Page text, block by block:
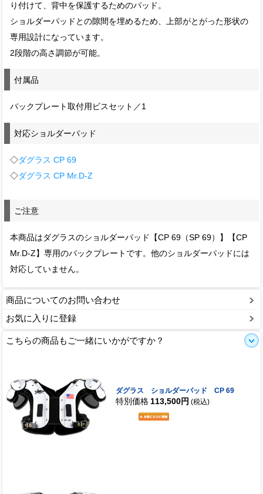
り付けて、背中を保護するためのパッド。
ショルダーパッドとの隙間を埋めるため、上部がとがった形状の
専用設計になっています。
2段階の高さ調節が可能。
付属品
バックプレート取付用ビスセット／1
対応ショルダーパッド
◇ダグラス CP 69
◇ダグラス CP Mr.D-Z
ご注意
本商品はダグラスのショルダーパッド【CP 69（SP 69）】【CP
Mr.D-Z】専用のバックプレートです。他のショルダーパッドには
対応していません。
商品についてのお問い合わせ
お気に入りに登録
こちらの商品もご一緒にいかがですか？
ダグラス ショルダーパッド CP 69
特別価格 113,500円 (税込)